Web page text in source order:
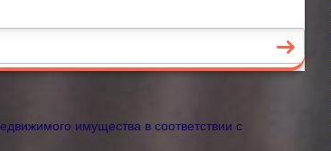
имущества в соответствии с